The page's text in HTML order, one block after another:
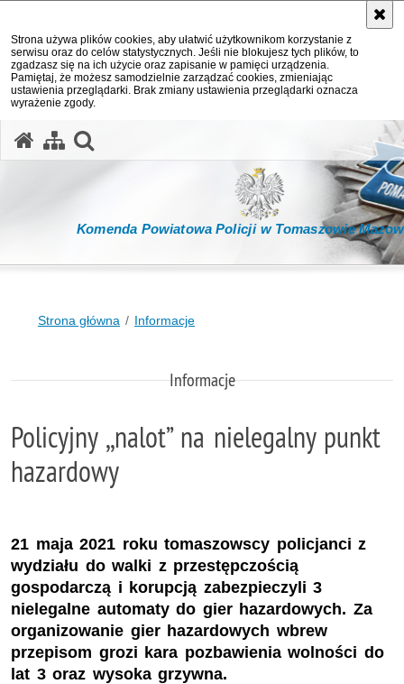
Strona używa plików cookies, aby ułatwić użytkownikom korzystanie z
serwisu oraz do celów statystycznych. Jeśli nie blokujesz tych plików, to
zgadzasz się na ich użycie oraz zapisanie w pamięci urządzenia.
Pamiętaj, że możesz samodzielnie zarządzać cookies, zmieniając
ustawienia przeglądarki. Brak zmiany ustawienia przeglądarki oznacza
wyrażenie zgody.
Komenda Powiatowa Policji w Tomaszowie
Strona główna Informacje
Informacje
Policyjny ,,nalot” na nielegalny punkt
hazardowy
21 maja 2021 roku tomaszowscy policjanci z
wydziału do walki z przestępczością
gospodarczą i korupcją zabezpieczyli 3
nielegalne automaty do gier hazardowych. Za
organizowanie gier hazardowych wbrew
przepisom grozi kara pozbawienia wolności do
lat 3 oraz wysoka grzywna.